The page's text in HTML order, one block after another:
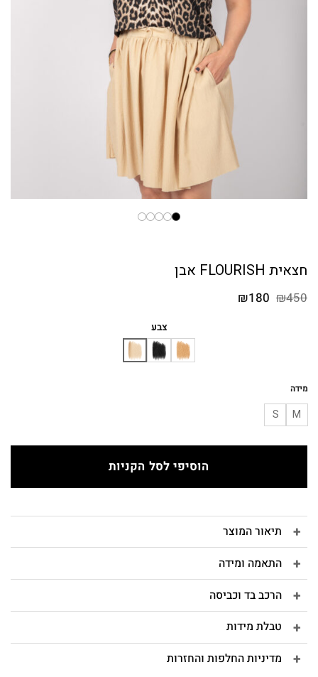
חצאית FLOURISH אבן
₪450 המחיר
₪180
צבע
מידה
M
S
הוסיפי לסל הקניות
תיאור המוצר
התאמה ומידה
הרכב בד וכביסה
טבלת מידות
מדיניות החלפות והחזרות